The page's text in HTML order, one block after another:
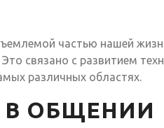
частью нашей
связано с развитием
различных областях.
ОБЩЕНИИ